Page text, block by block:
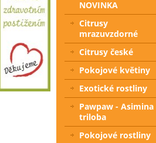
NOVINKA
Citrusy
mrazuvzdorné
Citrusy české
Pokojové květiny
Exotické rostliny
Pawpaw - Asimina
triloba
Pokojové rostliny